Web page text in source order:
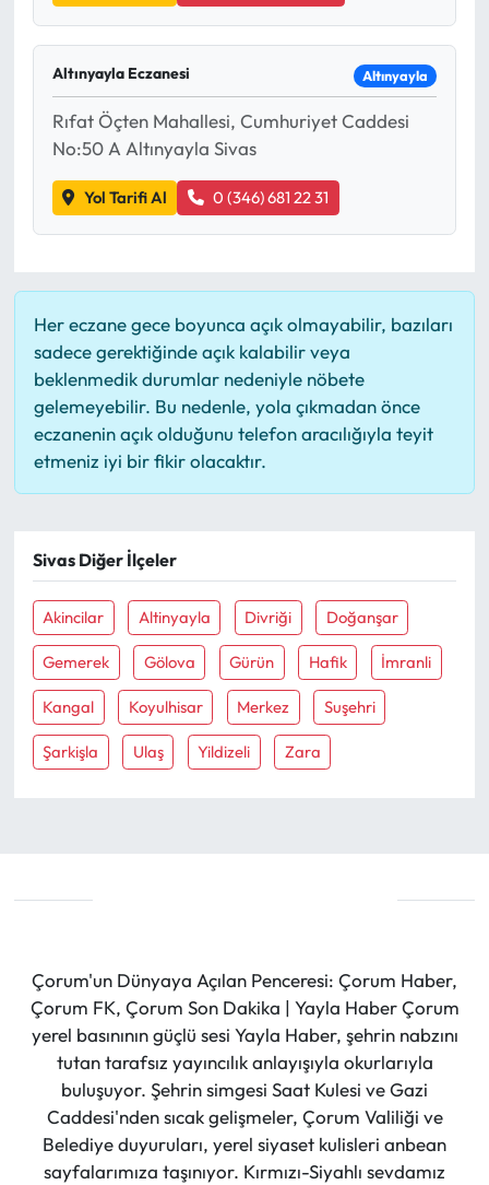
Altınyayla Eczanesi Altınyayla
Rıfat Öçten Mahallesi, Cumhuriyet Caddesi
No:50 A Altınyayla Sivas
Yol Tarifi Al 0 (346) 681 22 31
Her eczane gece boyunca açık olmayabilir, bazıları
sadece gerektiğinde açık kalabilir veya
beklenmedik durumlar nedeniyle nöbete
gelemeyebilir. Bu nedenle, yola çıkmadan önce
eczanenin açık olduğunu telefon aracılığıyla teyit
etmeniz iyi bir fikir olacaktır.
Sivas Diğer İlçeler
Akincilar Altinyayla Divriği Doğanşar
Gemerek Gölova Gürün Hafik İmranli
Kangal Koyulhisar Merkez Suşehri
Şarkişla Ulaş Yildizeli Zara
Çorum'un Dünyaya Açılan Penceresi: Çorum Haber,
Çorum FK, Çorum Son Dakika | Yayla Haber Çorum
yerel basınının güçlü sesi Yayla Haber, şehrin nabzını
tutan tarafsız yayıncılık anlayışıyla okurlarıyla
buluşuyor. Şehrin simgesi Saat Kulesi ve Gazi
Caddesi'nden sıcak gelişmeler, Çorum Valiliği ve
Belediye duyuruları, yerel siyaset kulisleri anbean
sayfalarımıza taşınıyor. Kırmızı-Siyahlı sevdamız